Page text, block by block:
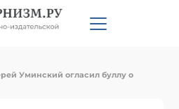
Уминский огласил буллу о